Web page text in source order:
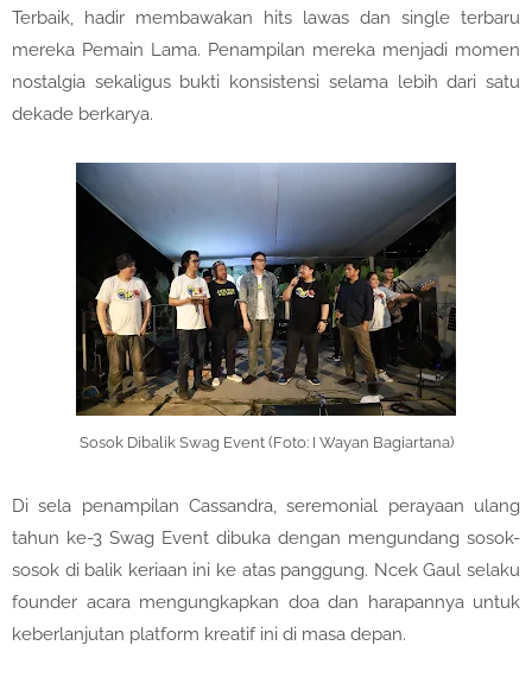
Terbaik, hadir membawakan hits lawas dan single terbaru
mereka Pemain Lama. Penampilan mereka menjadi momen
nostalgia sekaligus bukti konsistensi selama lebih dari satu
dekade berkarya.
Sosok Dibalik Swag Event (Foto: I Wayan Bagiartana)
Di sela penampilan Cassandra, seremonial perayaan ulang
tahun ke-3 Swag Event dibuka dengan mengundang sosok-
sosok di balik keriaan ini ke atas panggung. Ncek Gaul selaku
founder acara mengungkapkan doa dan harapannya untuk
keberlanjutan platform kreatif ini di masa depan.